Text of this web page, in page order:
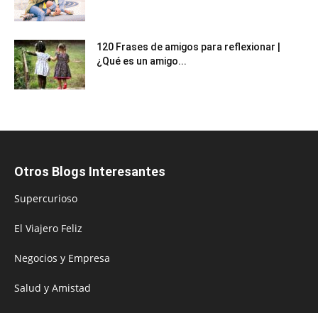
120 Frases de amigos para reflexionar |
¿Qué es un amigo...
Otros Blogs Interesantes
Supercurioso
El Viajero Feliz
Negocios y Empresa
Salud y Amistad